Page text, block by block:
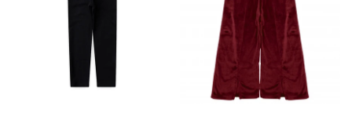
3
10 2 3 4